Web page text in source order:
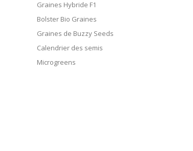
Graines Hybride F1
Bolster Bio Graines
Graines de Buzzy Seeds
Calendrier des semis
Microgreens